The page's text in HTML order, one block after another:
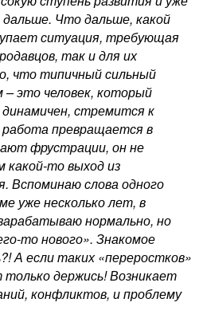
Что дальше, какой
ситуация, требующая
так и для их
что типичный сильный
это человек, который
стремится к
превращается в
фрустрации, он не
какой-то выход из
Вспоминаю слова одного
уже несколько лет, в
нормально, но
то нового». Знакомое
А если таких «переростков»
только держись! Возникает
конфликтов, и проблему